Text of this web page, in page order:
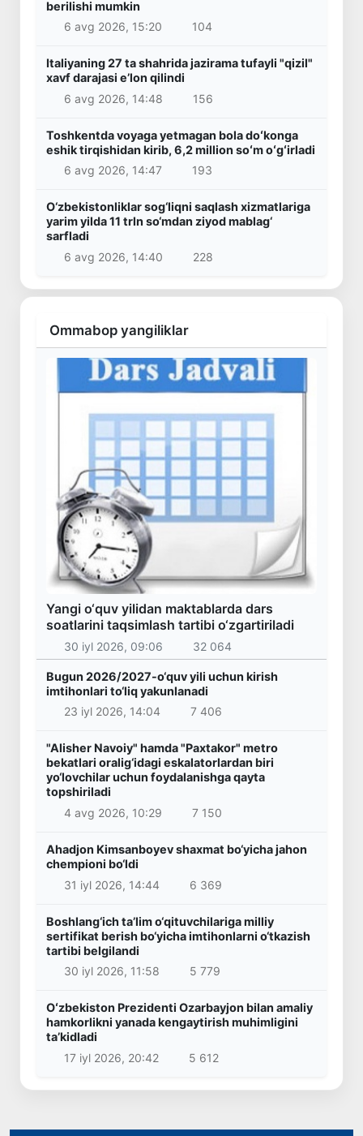
berilishi mumkin
6 avg 2026, 15:20
104
Italiyaning 27 ta shahrida jazirama tufayli "qizil"
xavf darajasi e’lon qilindi
6 avg 2026, 14:48
156
Toshkentda voyaga yetmagan bola doʻkonga
eshik tirqishidan kirib, 6,2 million soʻm oʻgʻirladi
6 avg 2026, 14:47
193
O‘zbekistonliklar sog‘liqni saqlash xizmatlariga
yarim yilda 11 trln so‘mdan ziyod mablag‘
sarfladi
6 avg 2026, 14:40
228
Ommabop yangiliklar
Yangi o‘quv yilidan maktablarda dars
soatlarini taqsimlash tartibi o‘zgartiriladi
30 iyl 2026, 09:06 32 064
Bugun 2026/2027-o‘quv yili uchun kirish
imtihonlari to‘liq yakunlanadi
23 iyl 2026, 14:04
7 406
"Alisher Navoiy" hamda "Paxtakor" metro
bekatlari oralig‘idagi eskalatorlardan biri
yo‘lovchilar uchun foydalanishga qayta
topshiriladi
4 avg 2026, 10:29
7 150
Ahadjon Kimsanboyev shaxmat bo‘yicha jahon
chempioni bo‘ldi
31 iyl 2026, 14:44
6 369
Boshlang‘ich ta’lim o‘qituvchilariga milliy
sertifikat berish bo‘yicha imtihonlarni o‘tkazish
tartibi belgilandi
30 iyl 2026, 11:58
5 779
Oʻzbekiston Prezidenti Ozarbayjon bilan amaliy
hamkorlikni yanada kengaytirish muhimligini
taʼkidladi
17 iyl 2026, 20:42
5 612